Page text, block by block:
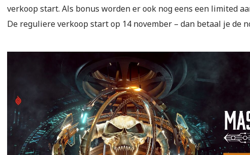
verkoop start. Als bonus worden er ook nog eens een limited
De reguliere verkoop start op 14 november – dan betaal je de